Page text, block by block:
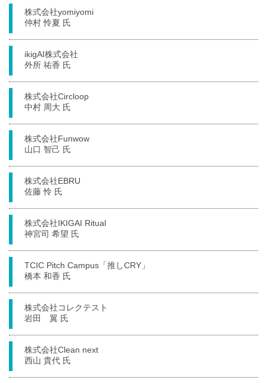
株式会社yomiyomi
仲村 怜夏 氏
ikigAI株式会社
外所 祐香 氏
株式会社Circloop
中村 周大 氏
株式会社Funwow
山口 智己 氏
株式会社EBRU
佐藤 怜 氏
株式会社IKIGAI Ritual
神宮司 希望 氏
TCIC Pitch Campus「推しCRY」
橋本 和香 氏
株式会社コレクテスト
岩田 翼 氏
株式会社Clean next
西山 貴代 氏